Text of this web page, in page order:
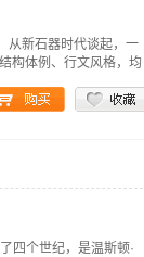
从新石器时代谈起，一
构体例、行文风格，均
四个世纪，是温斯顿·